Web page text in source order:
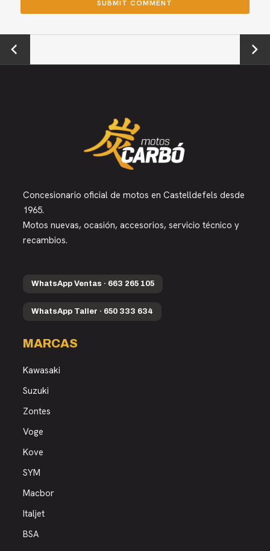
Previou
Next →
Concesionario oficial de motos en Castelldefels desde
1965.
Motos nuevas, ocasión, accesorios, servicio técnico y
recambios.
WhatsApp Ventas · 663 265 105
WhatsApp Taller · 650 333 634
MARCAS
Kawasaki
Suzuki
Zontes
Voge
Kove
SYM
Macbor
Italjet
BSA